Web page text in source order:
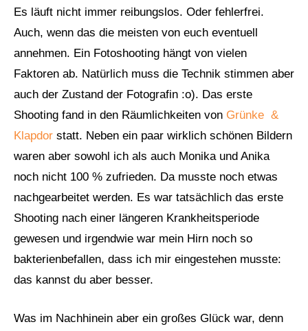
Es läuft nicht immer reibungslos. Oder fehlerfrei.
Auch, wenn das die meisten von euch eventuell
annehmen. Ein Fotoshooting hängt von vielen
Faktoren ab. Natürlich muss die Technik stimmen aber
auch der Zustand der Fotografin :o). Das erste
Shooting fand in den Räumlichkeiten von Grünke &
Klapdor statt. Neben ein paar wirklich schönen Bildern
waren aber sowohl ich als auch Monika und Anika
noch nicht 100 % zufrieden. Da musste noch etwas
nachgearbeitet werden. Es war tatsächlich das erste
Shooting nach einer längeren Krankheitsperiode
gewesen und irgendwie war mein Hirn noch so
bakterienbefallen, dass ich mir eingestehen musste:
das kannst du aber besser.
Was im Nachhinein aber ein großes Glück war, denn